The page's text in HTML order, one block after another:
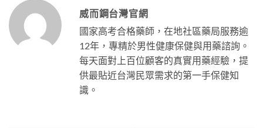
威而鋼台灣官網
國家高考合格藥師，在地社區藥局服務逾
12年，專精於男性健康保健與用藥諮詢。
每天面對上百位顧客的真實用藥經驗，提
供最貼近台灣民眾需求的第一手保健知
識。